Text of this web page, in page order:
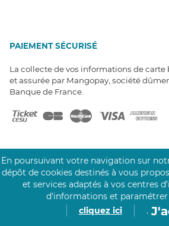
PAIEMENT SÉCURISÉ
La collecte de vos informations de carte
et assurée par Mangopay, société
Banque de France.
NOS PARTENAIRES
Click&Care est soutenu par les Groupes
Caisse des Dépôts et MAIF.
En poursuivant votre navigation sur
dépôt de cookies destinés à vous
et services adaptés à vos centres
d’informations et paramétrer
cliquez ici
.